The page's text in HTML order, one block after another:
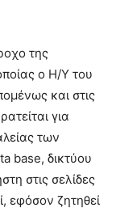
της
ο Η/Υ του
και στις
για
των
base, δικτύου
στις σελίδες
εφόσον ζητηθεί